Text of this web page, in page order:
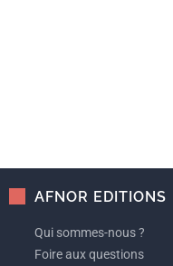
AFNOR EDITIONS
Qui sommes-nous ?
Foire aux questions